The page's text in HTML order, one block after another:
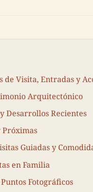
de Visita, Entradas y
Arquitectónico
Desarrollos Recientes
Próximas
Guiadas y
en Familia
Fotográficos